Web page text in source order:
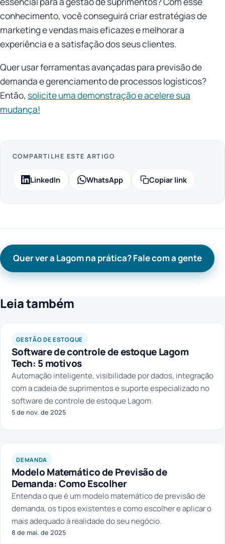
conhecimento, você conseguirá criar estratégias de
marketing e vendas mais eficazes e melhorar a
experiência e a satisfação dos seus clientes.
Quer usar ferramentas avançadas para previsão de
demanda e gerenciamento de processos logísticos?
Então, solicite uma demonstração e acelere sua
mudança!
COMPARTILHE ESTE ARTIGO
LinkedIn WhatsApp Copiar link
Quer ver a Lagom na prática? Fale com a gente
Leia também
GESTÃO DE ESTOQUE
Software de controle de estoque Lagom
Tech: 5 motivos
Automação inteligente, visibilidade por dados, integração
com a cadeia de suprimentos e suporte especializado no
software de controle de estoque Lagom.
5 de nov. de 2025
DEMANDA
Modelo Matemático de Previsão de
Demanda: Como Escolher
Entenda o que é um modelo matemático de previsão de
demanda, os tipos existentes e como escolher e aplicar o
mais adequado à realidade do seu negócio.
8 de mai. de 2025